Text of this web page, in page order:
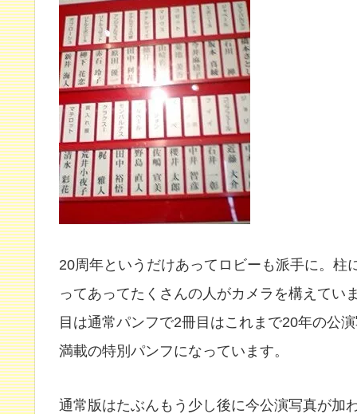
20周年というだけあってロビーも派手に。柱
ってあってたくさんの人がカメラを構えてい
目は通常パンフで2冊目はこれまで20年の公
満載の特別パンフになっています。
通常版はたぶんもう少し後に今公演写真が加